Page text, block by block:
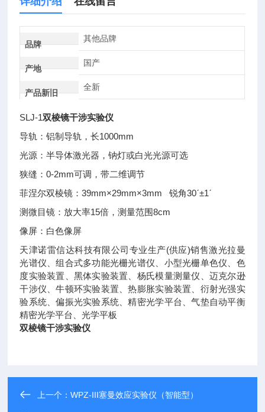
品牌
其他品牌
产地
国产
产品新旧
全新
SLJ-1双棱镜干涉实验仪
导轨：铝制导轨，长1000mm
光源：半导体激光器，钠灯或白光光源可选
狭缝：0-2mm可调，带二维调节
菲涅尔双棱镜：39mm×29mm×3mm 锐角30ˊ±1ˊ
测微目镜：放大率15倍，测量范围8cm
像屏：白色像屏
天津诺雷信达科技有限公司专业生产(供应)销售激光拉曼
光谱仪、组合式多功能光栅光谱仪、小型光栅单色仪、色
度实验装置、黑体实验装置、杨氏模量测量仪、迈克尔逊
干涉仪、牛顿环实验装置、热膨胀实验装置、衍射光强实
验系统、偏振光实验系统、精密光学平台、气垫自动平衡
精密光学平台、光学平板
双棱镜干涉实验仪
上一个：WPZ-III塞曼效应实验仪（智能型）